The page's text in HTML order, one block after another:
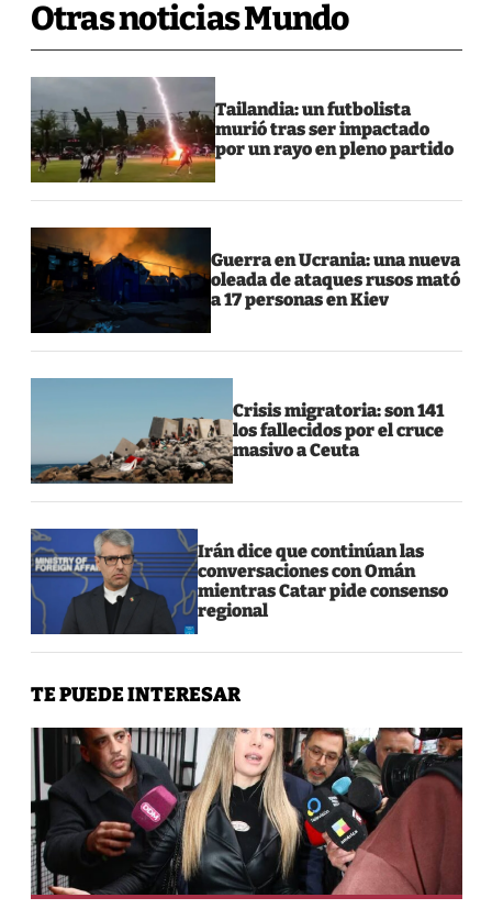
Otras noticias Mundo
Tailandia: un futbolista
murió tras ser impactado
por un rayo en pleno partido
Guerra en Ucrania: una nueva
oleada de ataques rusos mató
a 17 personas en Kiev
Crisis migratoria: son 141
los fallecidos por el cruce
masivo a Ceuta
Irán dice que continúan las
conversaciones con Omán
mientras Catar pide consenso
regional
TE PUEDE INTERESAR